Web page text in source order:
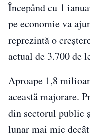
Începând cu 1
pe economie va
reprezintă o
actual de 3.700 de
Aproape 1,8
această majorare.
din sectorul public
lunar mai mic